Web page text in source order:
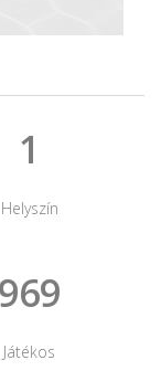
1
Helyszín
969
Játékos